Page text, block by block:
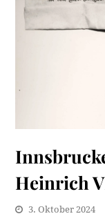
Heinrich
3. Oktober 2024